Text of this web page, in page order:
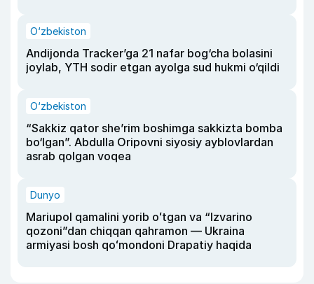
O‘zbekiston
Andijonda Tracker’ga 21 nafar bog‘cha bolasini
joylab, YTH sodir etgan ayolga sud hukmi o‘qildi
O‘zbekiston
“Sakkiz qator she’rim boshimga sakkizta bomba
bo‘lgan”. Abdulla Oripovni siyosiy ayblovlardan
asrab qolgan voqea
Dunyo
Mariupol qamalini yorib oʻtgan va “Izvarino
qozoni”dan chiqqan qahramon — Ukraina
armiyasi bosh qoʻmondoni Drapatiy haqida